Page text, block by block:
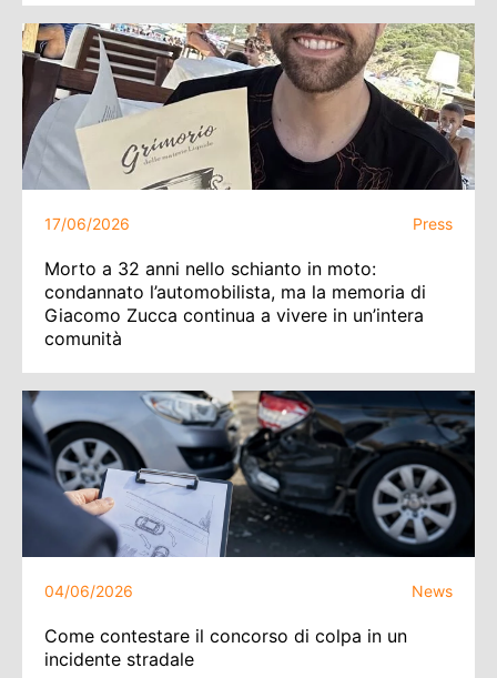
17/06/2026 Press
Morto a 32 anni nello schianto in moto:
condannato l’automobilista, ma la memoria di
Giacomo Zucca continua a vivere in un’intera
comunità
04/06/2026 News
Come contestare il concorso di colpa in un
incidente stradale